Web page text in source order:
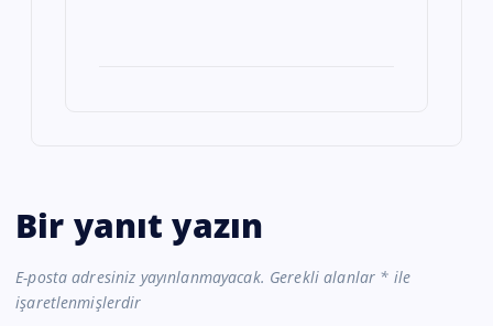
Bir yanıt yazın
E-posta adresiniz yayınlanmayacak. Gerekli alanlar * ile
işaretlenmişlerdir